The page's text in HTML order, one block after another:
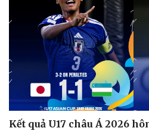
Kết quả U17 châu Á 2026